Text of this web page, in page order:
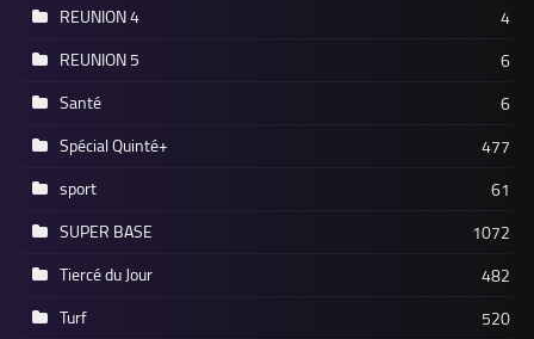
REUNION 4
4
REUNION 5
6
Santé
6
Spécial Quinté+
477
sport
61
SUPER BASE
1072
Tiercé du Jour
482
Turf
520